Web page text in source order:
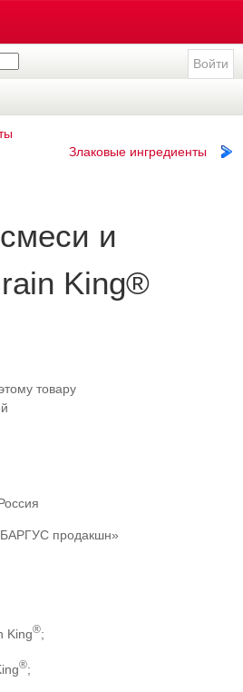
Войти
Злаковые ингредиенты
и
King®
товару
продакшн»
King®;
®;